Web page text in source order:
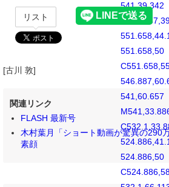
541,39.342
551.658,50
541,60.657
524.886,50
リスト
[古川 敦]
関連リンク
FLASH 最新号
木村葉月「ショート動画が驚異の290
素顔